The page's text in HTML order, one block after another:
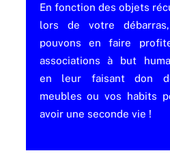
En fonction des objets
lors de votre
pouvons en faire
associations à but
en leur faisant don
meubles ou vos habits
avoir une seconde vie !